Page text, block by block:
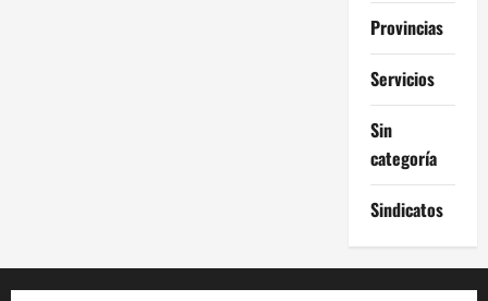
Provincias
Servicios
Sin
categoría
Sindicatos